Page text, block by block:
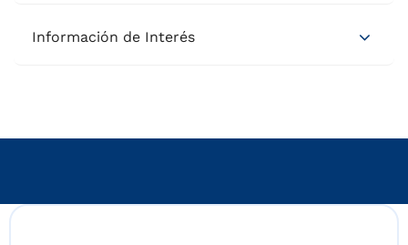
Información de Interés